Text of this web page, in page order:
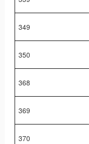
349
350
368
369
370